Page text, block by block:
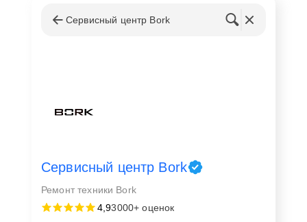
Сервисный центр Bork
Сервисный центр Bork
Ремонт техники Bork
4,93000+ оценок